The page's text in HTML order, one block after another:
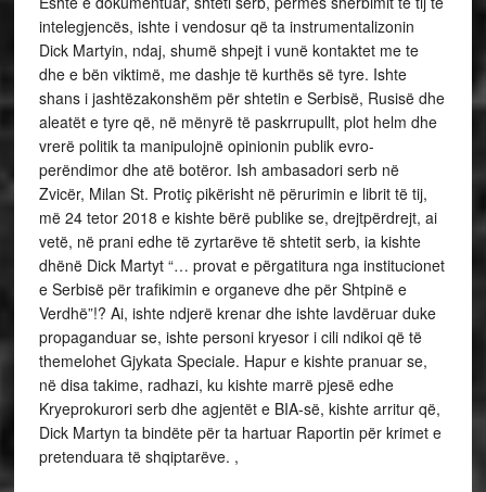
intelegjencës, ishte i vendosur që ta instrumentalizonin
Dick Martyin, ndaj, shumë shpejt i vunë kontaktet me te
dhe e bën viktimë, me dashje të kurthës së tyre. Ishte
shans i jashtëzakonshëm për shtetin e Serbisë, Rusisë dhe
aleatët e tyre që, në mënyrë të paskrrupullt, plot helm dhe
vrerë politik ta manipulojnë opinionin publik evro-
perëndimor dhe atë botëror. Ish ambasadori serb në
Zvicër, Milan St. Protiç pikërisht në përurimin e librit të tij,
më 24 tetor 2018 e kishte bërë publike se, drejtpërdrejt, ai
vetë, në prani edhe të zyrtarëve të shtetit serb, ia kishte
dhënë Dick Martyt “… provat e përgatitura nga institucionet
e Serbisë për trafikimin e organeve dhe për Shtpinë e
Verdhë”!? Ai, ishte ndjerë krenar dhe ishte lavdëruar duke
propaganduar se, ishte personi kryesor i cili ndikoi që të
themelohet Gjykata Speciale. Hapur e kishte pranuar se,
në disa takime, radhazi, ku kishte marrë pjesë edhe
Kryeprokurori serb dhe agjentët e BIA-së, kishte arritur që,
Dick Martyn ta bindëte për ta hartuar Raportin për krimet e
pretenduara të shqiptarëve. ,